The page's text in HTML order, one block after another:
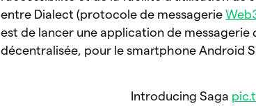
entre Dialect (protocole de messagerie
est de lancer une application de messagerie
décentralisée, pour le smartphone Android
Introducing Saga